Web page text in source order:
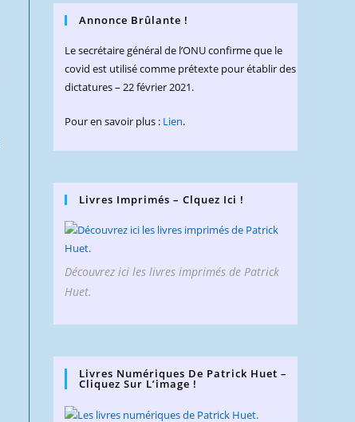
Annonce Brûlante !
Le secrétaire général de l’ONU confirme que le
covid est utilisé comme prétexte pour établir des
dictatures – 22 février 2021.
Pour en savoir plus : Lien.
Livres Imprimés – Clquez Ici !
Découvrez ici les livres imprimés de Patrick
Huet.
Livres Numériques De Patrick Huet –
Cliquez Sur L’image !